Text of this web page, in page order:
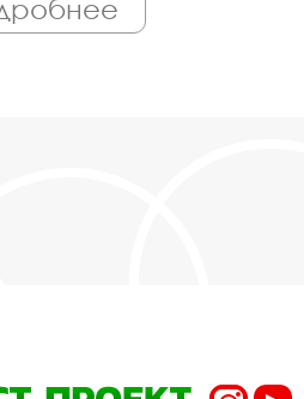
только
персонал. Поэтому Вы
эко из бревен